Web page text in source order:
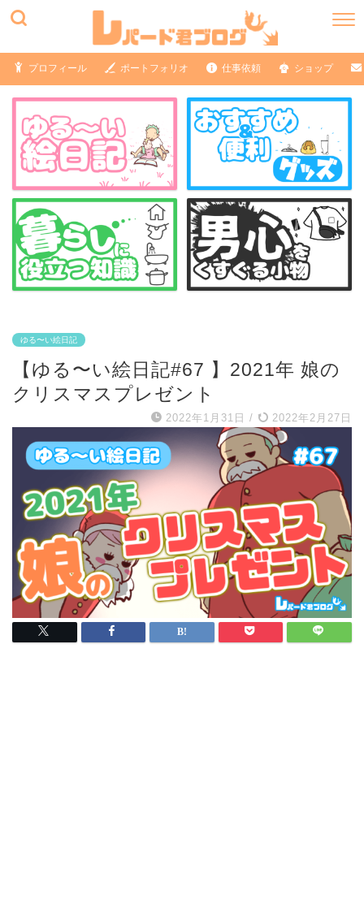
プロフィール ポートフォリオ 仕事依頼 ショップ
ゆる〜い絵日記
【ゆる〜い絵日記#67 】2021年 娘の
クリスマスプレゼント
2022年1月31日 / 2022年2月27日